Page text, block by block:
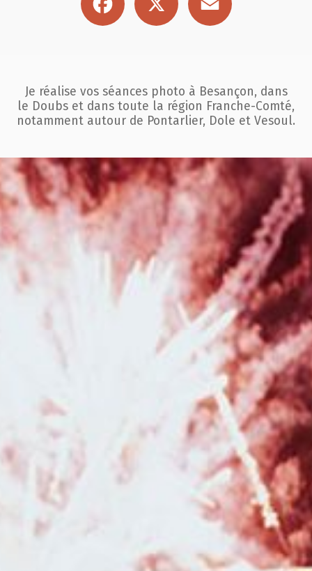
Je réalise vos séances photo à Besançon, dans
le Doubs et dans toute la région Franche-Comté,
notamment autour de Pontarlier, Dole et Vesoul.